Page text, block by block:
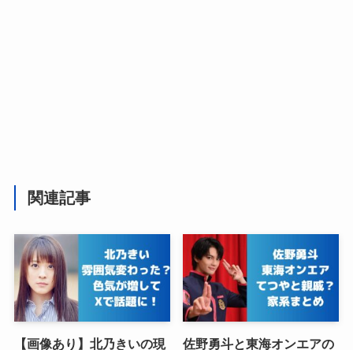
関連記事
【画像あり】北乃きいの現
佐野勇斗と東海オンエアの